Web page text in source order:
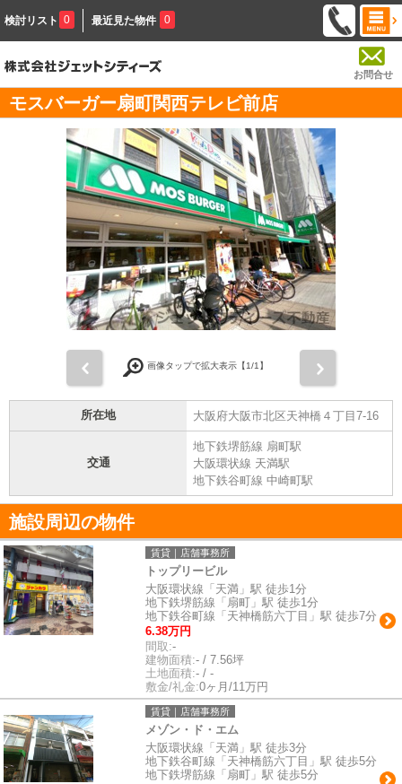
検討リスト 0 最近見た物件 0
お問合せ
モスバーガー扇町関西テレビ前店
画像タップで拡大表示【1/1】
所在地 大阪府大阪市北区天神橋４丁目7-16
交通
地下鉄堺筋線 扇町駅
大阪環状線 天満駅
地下鉄谷町線 中崎町駅
施設周辺の物件
賃貸｜店舗事務所
トップリービル
大阪環状線「天満」駅 徒歩1分
地下鉄堺筋線「扇町」駅 徒歩1分
地下鉄谷町線「天神橋筋六丁目」駅 徒歩7分
6.38万円
間取:-
建物面積:- / 7.56坪
土地面積:- / -
敷金/礼金:0ヶ月/11万円
賃貸｜店舗事務所
メゾン・ド・エム
大阪環状線「天満」駅 徒歩3分
地下鉄谷町線「天神橋筋六丁目」駅 徒歩5分
地下鉄堺筋線「扇町」駅 徒歩5分